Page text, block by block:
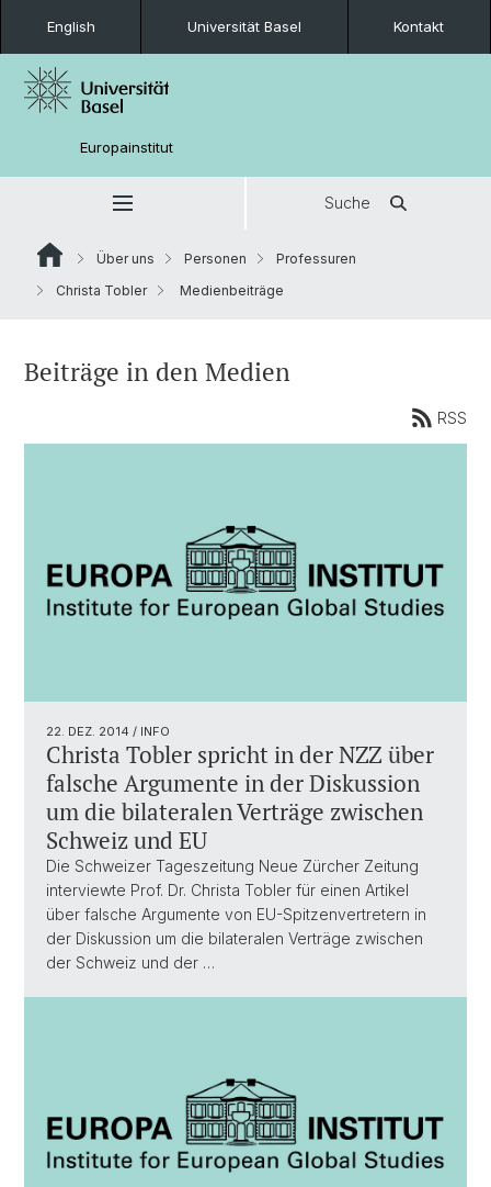
English Universität Basel Kontakt
Europainstitut
Suche
Über uns Personen
Professuren
Christa Tobler
Medienbeiträge
Beiträge in den Medien
RSS
22. DEZ. 2014 / INFO
Christa Tobler spricht in der NZZ über
falsche Argumente in der Diskussion
um die bilateralen Verträge zwischen
Schweiz und EU
Die Schweizer Tageszeitung Neue Zürcher Zeitung
interviewte Prof. Dr. Christa Tobler für einen Artikel
über falsche Argumente von EU-Spitzenvertretern in
der Diskussion um die bilateralen Verträge zwischen
der Schweiz und der …